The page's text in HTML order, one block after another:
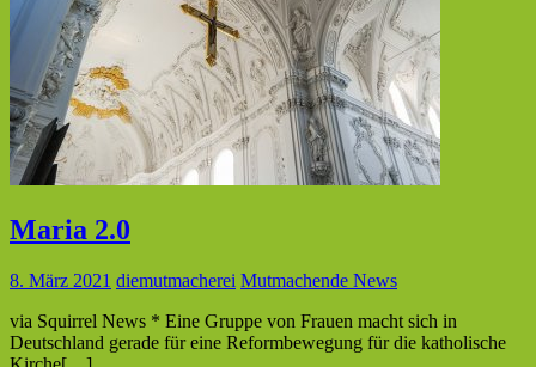
Maria 2.0
8. März 2021 diemutmacherei Mutmachende News
via Squirrel News * Eine Gruppe von Frauen macht sich in
Deutschland gerade für eine Reformbewegung für die katholische